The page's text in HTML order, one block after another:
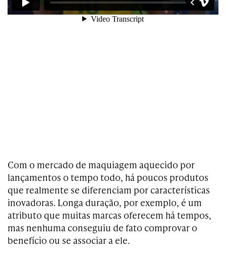
Com o mercado de maquiagem aquecido por
lançamentos o tempo todo, há poucos produtos
que realmente se diferenciam por características
inovadoras. Longa duração, por exemplo, é um
atributo que muitas marcas oferecem há tempos,
mas nenhuma conseguiu de fato comprovar o
benefício ou se associar a ele.